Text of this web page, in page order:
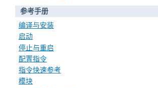
参考手册
编译与安装
启动
停止与重启
配置指令
指令快速参考
模块